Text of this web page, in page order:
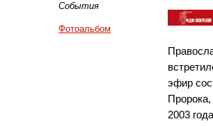
События
Фотоальбом
эфир
2003